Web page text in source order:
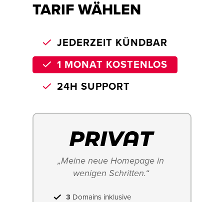
TARIF WÄHLEN
JEDERZEIT KÜNDBAR
1 MONAT KOSTENLOS
24H SUPPORT
„Meine neue Homepage in
wenigen Schritten.“
3 Domains inklusive